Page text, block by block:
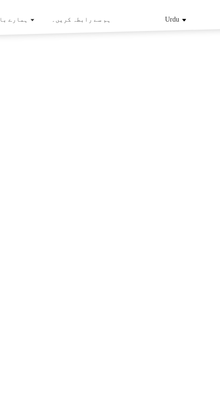
ہمارے ہم سے رابطہ کریں۔ Urdu